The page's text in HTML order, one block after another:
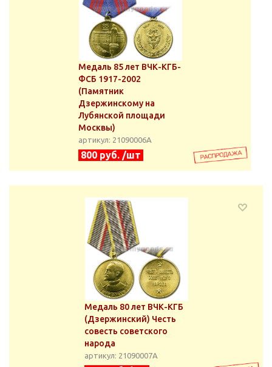
Медаль 85 лет ВЧК-КГБ-
ФСБ 1917-2002
(Памятник
Дзержинскому на
Лубянской площади
Москвы)
артикул: 21090006А
800 руб. /шт
Медаль 80 лет ВЧК-КГБ
(Дзержинский) Честь
совесть советского
народа
артикул: 21090007А